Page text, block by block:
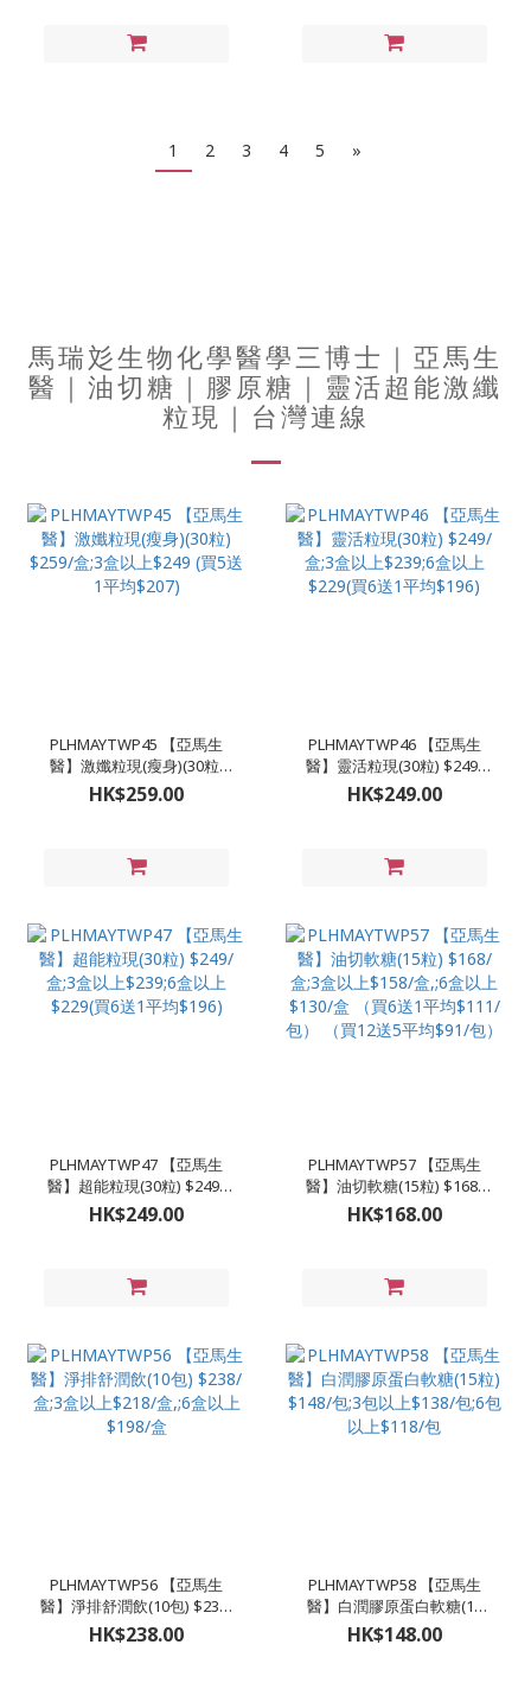
1 2 3 4 5 »
馬瑞彣生物化學醫學三博士｜亞馬生
醫｜油切糖｜膠原糖｜靈活超能激纖
粒現｜台灣連線
PLHMAYTWP45 【亞馬生
醫】激孅粒現(瘦身)(30粒)
$259/盒;3盒以上$249 (買5
送1平均$207)
HK$259.00
PLHMAYTWP46 【亞馬生
醫】靈活粒現(30粒) $249/
盒;3盒以上$239;6盒以上
$229(買6送1平均$196)
HK$249.00
PLHMAYTWP47 【亞馬生
醫】超能粒現(30粒) $249/
盒;3盒以上$239;6盒以上
$229(買6送1平均$196)
HK$249.00
PLHMAYTWP57 【亞馬生
醫】油切軟糖(15粒) $168/
盒;3盒以上$158/盒,;6盒以上
$130/盒 （買6送1平均$111/
HK$168.00
PLHMAYTWP56 【亞馬生
醫】淨排舒潤飲(10包) $238/
盒;3盒以上$218/盒,;6盒以上
$198/盒
HK$238.00
PLHMAYTWP58 【亞馬生
醫】白潤膠原蛋白軟糖(15
粒) $148/包;3包以上$138/
包;6包以上$118/包
HK$148.00